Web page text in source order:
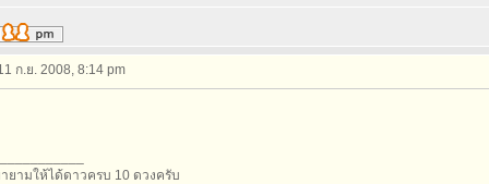
ก.ย. 2008, 8:14 pm
ยามให้ได้ดาวครบ 10 ดวงครับ